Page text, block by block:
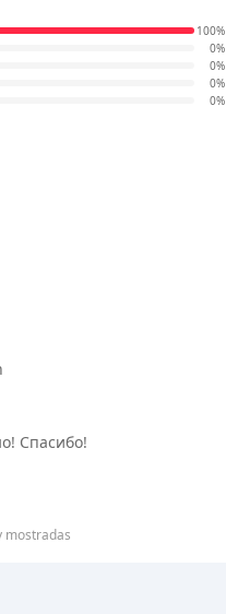
100%
0%
0%
0%
0%
Спасибо!
mostradas